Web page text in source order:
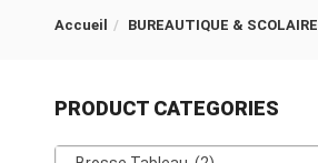
Accueil BUREAUTIQUE & SCOLAIRE
PRODUCT CATEGORIES